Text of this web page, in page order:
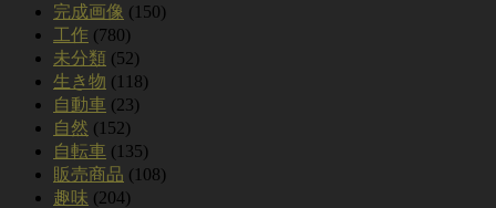
完成画像 (150)
工作 (780)
未分類 (52)
生き物 (118)
自動車 (23)
自然 (152)
自転車 (135)
販売商品 (108)
趣味 (204)